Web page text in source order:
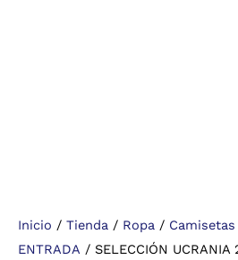
Inicio / Tienda / Ropa / Camisetas
ENTRADA / SELECCIÓN UCRANIA